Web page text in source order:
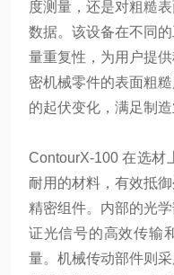
度测量，还是对粗糙
数据。该设备在不同
量重复性，为用户提
密机械零件的表面粗
的起伏变化，满足制
ContourX-100 在选材
耐用的材料，有效抵
精密组件。内部的光
证光信号的高效传输
量。机械传动部件则